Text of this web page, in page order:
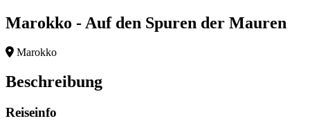
Marokko - Auf den Spuren der Mauren
Marokko
Beschreibung
Reiseinfo